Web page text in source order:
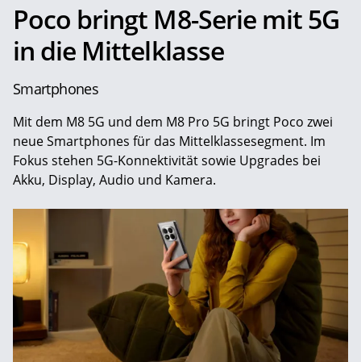
Poco bringt M8-Serie mit 5G
in die Mittelklasse
Smartphones
Mit dem M8 5G und dem M8 Pro 5G bringt Poco zwei
neue Smartphones für das Mittelklassesegment. Im
Fokus stehen 5G-Konnektivität sowie Upgrades bei
Akku, Display, Audio und Kamera.